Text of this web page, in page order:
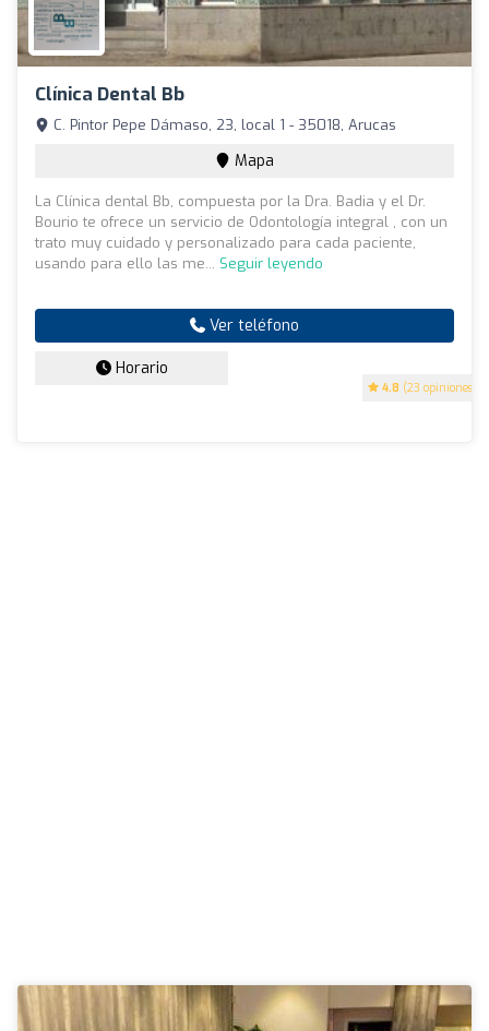
Clínica Dental Bb
4.8 (23 opiniones)
C. Pintor Pepe Dámaso, 23, local 1 - 35018, Arucas
Mapa
La Clínica dental Bb, compuesta por la Dra. Badia y el Dr.
Bourio te ofrece un servicio de Odontología integral , con un
trato muy cuidado y personalizado para cada paciente,
usando para ello las me... Seguir leyendo
Ver teléfono
Horario